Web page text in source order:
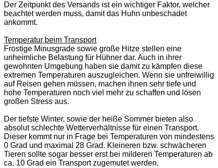
Der Zeitpunkt des Versands ist ein wichtiger Faktor, welcher
beachtet werden muss, damit das Huhn unbeschadet
ankommt.
Temperatur beim Transport
Frostige Minusgrade sowie große Hitze stellen eine
unheimliche Belastung für Hühner dar. Auch in ihrer
gewohnten Umgebung haben sie damit zu kämpfen diese
extremen Temperaturen auszugleichen. Wenn sie unfreiwillig
auf Reisen gehen müssen, machen ihnen sehr tiefe und
hohe Temperaturen noch viel mehr zu schaffen und lösen
großen Stress aus.
Der tiefste Winter, sowie der heiße Sommer bieten also
absolut schlechte Wetterverhältnisse für einen Transport.
Dieser kommt nur in Frage bei Temperaturen von mindestens
0 Grad und maximal 28 Grad. Kleineren bzw. schwächeren
Tieren sollte sogar besser erst bei milderen Temperaturen ab
ca. 10 Grad ein Transport zugemutet werden.